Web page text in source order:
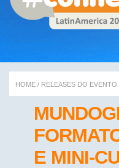
E MINI-
HOME / RELEASES DO EVENTO